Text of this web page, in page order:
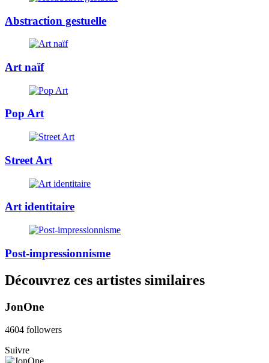
Abstraction gestuelle
Art naïf
Pop Art
Street Art
Art identitaire
Post-impressionnisme
Découvrez ces artistes similaires
JonOne
4604 followers
Suivre